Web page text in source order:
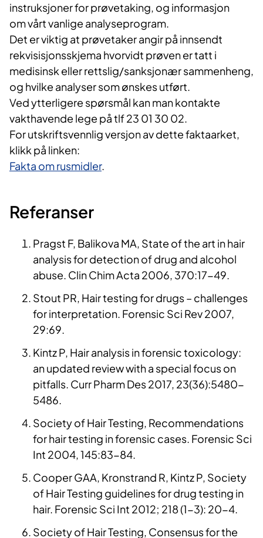
instruksjoner for prøvetaking, og informasjon
om vårt vanlige analyseprogram.
Det er viktig at prøvetaker angir på innsendt
rekvisisjonsskjema hvorvidt prøven er tatt i
medisinsk eller rettslig/sanksjonær sammenheng,
og hvilke analyser som ønskes utført.
Ved ytterligere spørsmål kan man kontakte
vakthavende lege på tlf 23 01 30 02.
For utskriftsvennlig versjon av dette faktaarket,
klikk på linken:
Fakta om rusmidler.
Referanser
Pragst F, Balikova MA, State of the art in hair
analysis for detection of drug and alcohol
abuse. Clin Chim Acta 2006, 370:17-49.
Stout PR, Hair testing for drugs – challenges
for interpretation. Forensic Sci Rev 2007,
29:69.
Kintz P, Hair analysis in forensic toxicology:
an updated review with a special focus on
pitfalls. Curr Pharm Des 2017, 23(36):5480-
5486.
Society of Hair Testing, Recommendations
for hair testing in forensic cases. Forensic Sci
Int 2004, 145:83-84.
Cooper GAA, Kronstrand R, Kintz P, Society
of Hair Testing guidelines for drug testing in
hair. Forensic Sci Int 2012; 218 (1-3): 20-4.
Society of Hair Testing, Consensus for the